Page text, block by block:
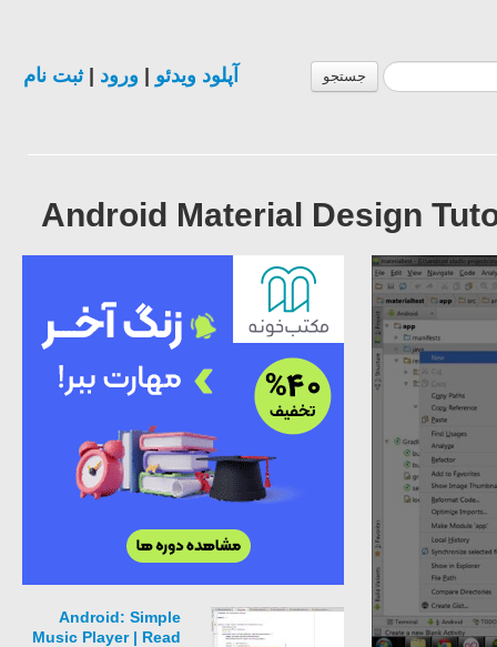
جستجو آپلود ویدئو ورود |ثبت نام
Android Material Design
Android: Simple
Music Player | Read